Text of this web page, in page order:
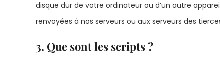
disque dur de votre ordinateur ou d’un autre
renvoyées à nos serveurs ou aux serveurs des
3. Que sont les scripts ?